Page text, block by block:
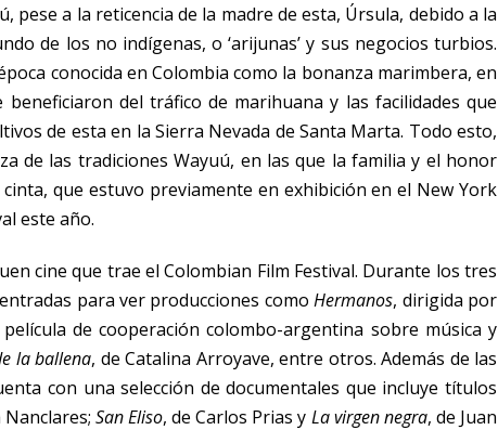
pese a la reticencia de la madre de esta, Úrsula, debido a la
de los no indígenas, o ‘arijunas’ y sus negocios turbios.
conocida en Colombia como la bonanza marimbera, en
del tráfico de marihuana y las facilidades que
de esta en la Sierra Nevada de Santa Marta. Todo esto,
de las tradiciones Wayuú, en las que la familia y el honor
que estuvo previamente en exhibición en el New York
este año.
cine que trae el Colombian Film Festival. Durante los tres
para ver producciones comoHermanos, dirigida por
de cooperación colombo-argentina sobre música y
la ballena, de Catalina Arroyave, entre otros. Además de las
con una selección de documentales que incluye títulos
Nanclares; San Eliso, de Carlos Prias y La virgen negra, de Juan